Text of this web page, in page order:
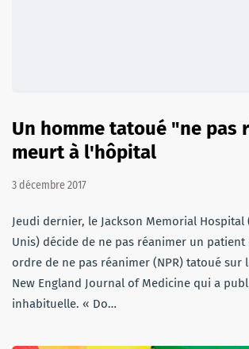
Un homme tatoué "ne pas
meurt à l'hôpital
3 décembre 2017
Jeudi dernier, le Jackson Memorial Hospital
Unis) décide de ne pas réanimer un
ordre de ne pas réanimer (NPR) tatoué sur
New England Journal of Medicine qui a
inhabituelle. « Do…